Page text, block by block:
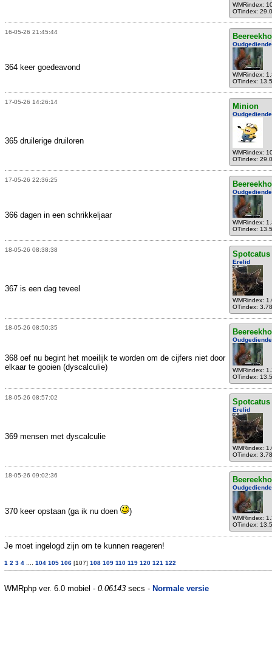
WMRindex:
OTindex:
16-05-26 21:45:44
Oudgediende
WMRindex:
OTindex:
364 keer goedeavond
17-05-26 14:26:14 Minion
Oudgediende
WMRindex:
OTindex:
365 druilerige druiloren
17-05-26 22:36:25
Oudgediende
WMRindex:
OTindex:
366 dagen in een schrikkeljaar
18-05-26 08:38:38 Spotcatus
Erelid
WMRindex:
OTindex:
367 is een dag teveel
18-05-26 08:50:35
Oudgediende
WMRindex:
OTindex:
368 oef nu begint het moeilijk te worden om de cijfers niet door
elkaar te gooien (dyscalculie)
18-05-26 08:57:02 Spotcatus
Erelid
WMRindex:
OTindex:
369 mensen met dyscalculie
18-05-26 09:02:36
Oudgediende
WMRindex:
OTindex:
370 keer opstaan (ga ik nu doen )
Je moet ingelogd zijn om te kunnen reageren!
1 2 3 4 104 105 106 [107] 108 109 110 119 120 121 122
WMRphp ver. 6.0 mobiel - 0.06143 secs - Normale versie